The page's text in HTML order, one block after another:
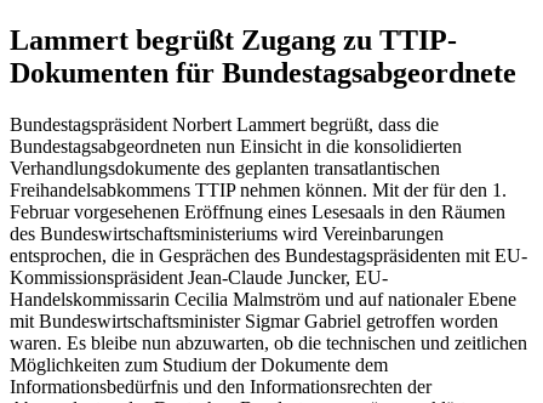
Lammert begrüßt Zugang zu TTIP-
Dokumenten für Bundestagsabgeordnete
Bundestagspräsident Norbert Lammert begrüßt, dass die
Bundestagsabgeordneten nun Einsicht in die konsolidierten
Verhandlungsdokumente des geplanten transatlantischen
Freihandelsabkommens TTIP nehmen können. Mit der für den 1.
Februar vorgesehenen Eröffnung eines Lesesaals in den Räumen
des Bundeswirtschaftsministeriums wird Vereinbarungen
entsprochen, die in Gesprächen des Bundestagspräsidenten mit EU-
Kommissionspräsident Jean-Claude Juncker, EU-
Handelskommissarin Cecilia Malmström und auf nationaler Ebene
mit Bundeswirtschaftsminister Sigmar Gabriel getroffen worden
waren. Es bleibe nun abzuwarten, ob die technischen und zeitlichen
Möglichkeiten zum Studium der Dokumente dem
Informationsbedürfnis und den Informationsrechten der